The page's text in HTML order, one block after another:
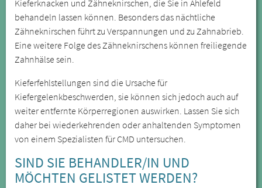
Kieferknacken und Zähneknirschen, die Sie in Ahlefeld
behandeln lassen können. Besonders das nächtliche
Zähneknirschen führt zu Verspannungen und zu Zahnabrieb.
Eine weitere Folge des Zähneknirschens können freiliegende
Zahnhälse sein.
Kieferfehlstellungen sind die Ursache für
Kiefergelenkbeschwerden, sie können sich jedoch auch auf
weiter entfernte Körperregionen auswirken. Lassen Sie sich
daher bei wiederkehrenden oder anhaltenden Symptomen
von einem Spezialisten für CMD untersuchen.
SIND SIE BEHANDLER/IN UND
MÖCHTEN GELISTET WERDEN?